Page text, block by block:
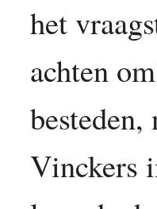
het
achten
Vinckers